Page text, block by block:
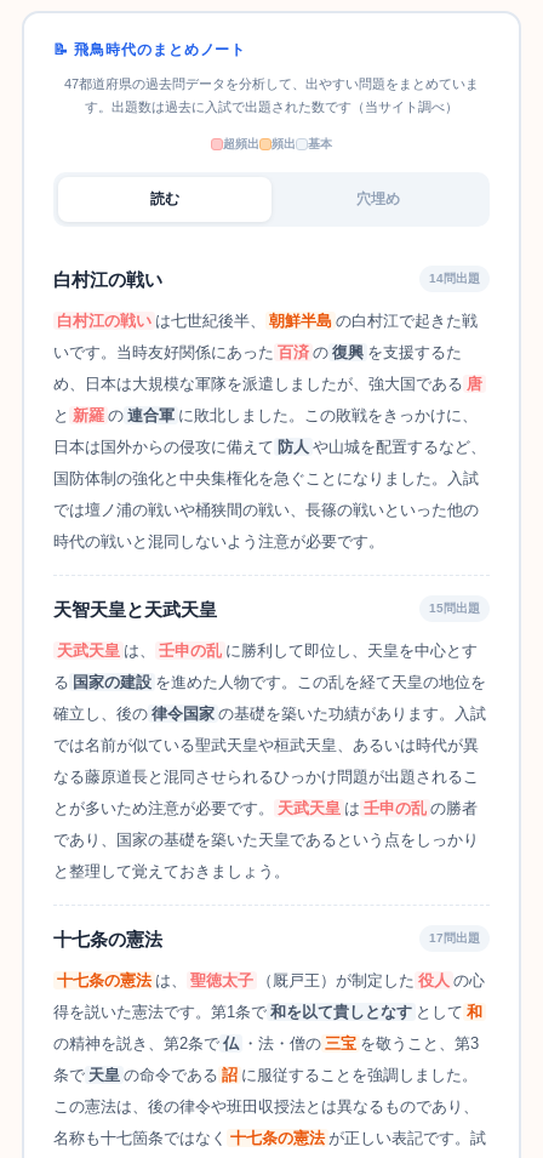
📝 飛鳥時代のまとめノート
47都道府県の過去問データを分析して、出やすい問題をまとめていま
す。出題数は過去に入試で出題された数です（当サイト調べ）
超頻出 頻出 基本
読む 穴埋め
白村江の戦い 14問出題
白村江の戦い は七世紀後半、 朝鮮半島 の白村江で起きた戦
いです。当時友好関係にあった 百済 の 復興 を支援するた
め、日本は大規模な軍隊を派遣しましたが、強大国である 唐
と 新羅 の 連合軍 に敗北しました。この敗戦をきっかけに、
日本は国外からの侵攻に備えて 防人 や山城を配置するなど、
国防体制の強化と中央集権化を急ぐことになりました。入試
では壇ノ浦の戦いや桶狭間の戦い、長篠の戦いといった他の
時代の戦いと混同しないよう注意が必要です。
天智天皇と天武天皇 15問出題
天武天皇 は、 壬申の乱 に勝利して即位し、天皇を中心とす
る 国家の建設 を進めた人物です。この乱を経て天皇の地位を
確立し、後の 律令国家 の基礎を築いた功績があります。入試
では名前が似ている聖武天皇や桓武天皇、あるいは時代が異
なる藤原道長と混同させられるひっかけ問題が出題されるこ
とが多いため注意が必要です。
天武天皇 は 壬申の乱 の勝者
であり、国家の基礎を築いた天皇であるという点をしっかり
と整理して覚えておきましょう。
十七条の憲法 17問出題
十七条の憲法 は、 聖徳太子 （厩戸王）が制定した 役人 の心
得を説いた憲法です。第1条で 和を以て貴しとなす として 和
の精神を説き、第2条で 仏 ・法・僧の 三宝 を敬うこと、第3
条で 天皇 の命令である 詔 に服従することを強調しました。
この憲法は、後の律令や班田収授法とは異なるものであり、
名称も十七箇条ではなく 十七条の憲法 が正しい表記です。試